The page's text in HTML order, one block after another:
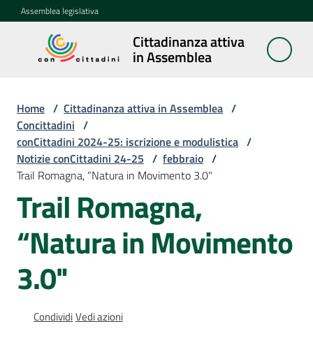
Vai al contenuto
Vai alla navigazione
Vai al footer
Assemblea legislativa
Cittadinanza attiva
in Assemblea
Cittadinanza
attiva in
Concittadini
Menu selezionato
Porte
aperte
in
Assemblea
Mostre
itineranti
Percorsi
Home / Cittadinanza attiva in Assemblea /
Concittadini /
conCittadini 2024-25: iscrizione e modulistica /
Notizie conCittadini 24-25 / febbraio /
Trail Romagna, “Natura in Movimento 3.0"
Trail Romagna,
“Natura in Movimento
3.0"
CondividiVedi azioni